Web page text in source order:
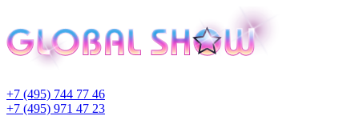
+7 (495) 744 77 46
+7 (495) 971 47 23